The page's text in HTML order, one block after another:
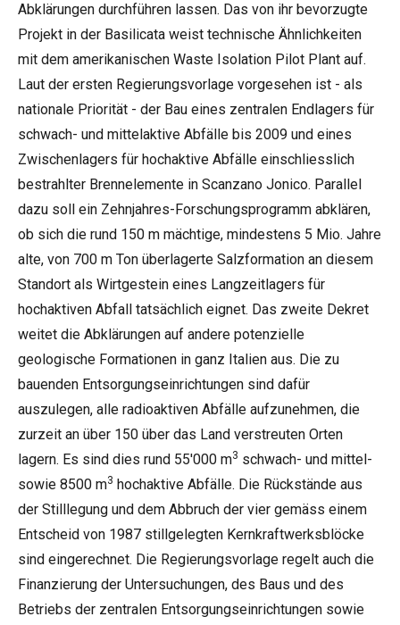
Abklärungen durchführen lassen. Das von ihr bevorzugte
Projekt in der Basilicata weist technische Ähnlichkeiten
mit dem amerikanischen Waste Isolation Pilot Plant auf.
Laut der ersten Regierungsvorlage vorgesehen ist - als
nationale Priorität - der Bau eines zentralen Endlagers für
schwach- und mittelaktive Abfälle bis 2009 und eines
Zwischenlagers für hochaktive Abfälle einschliesslich
bestrahlter Brennelemente in Scanzano Jonico. Parallel
dazu soll ein Zehnjahres-Forschungsprogramm abklären,
ob sich die rund 150 m mächtige, mindestens 5 Mio. Jahre
alte, von 700 m Ton überlagerte Salzformation an diesem
Standort als Wirtgestein eines Langzeitlagers für
hochaktiven Abfall tatsächlich eignet. Das zweite Dekret
weitet die Abklärungen auf andere potenzielle
geologische Formationen in ganz Italien aus. Die zu
bauenden Entsorgungseinrichtungen sind dafür
auszulegen, alle radioaktiven Abfälle aufzunehmen, die
zurzeit an über 150 über das Land verstreuten Orten
lagern. Es sind dies rund 55'000 m3 schwach- und mittel-
sowie 8500 m3 hochaktive Abfälle. Die Rückstände aus
der Stilllegung und dem Abbruch der vier gemäss einem
Entscheid von 1987 stillgelegten Kernkraftwerksblöcke
sind eingerechnet. Die Regierungsvorlage regelt auch die
Finanzierung der Untersuchungen, des Baus und des
Betriebs der zentralen Entsorgungseinrichtungen sowie